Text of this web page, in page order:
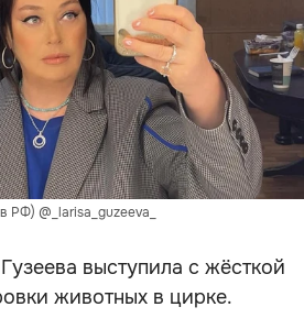
@_larisa_guzeeva_
выступила с жёсткой
животных в цирке.